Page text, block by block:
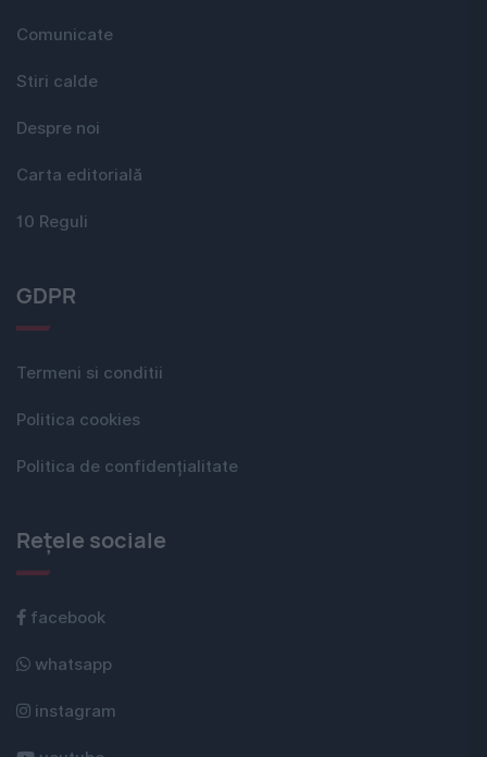
Comunicate
Stiri calde
Despre noi
Carta editorială
10 Reguli
GDPR
Termeni si conditii
Politica cookies
Politica de confidențialitate
Rețele sociale
facebook
whatsapp
instagram